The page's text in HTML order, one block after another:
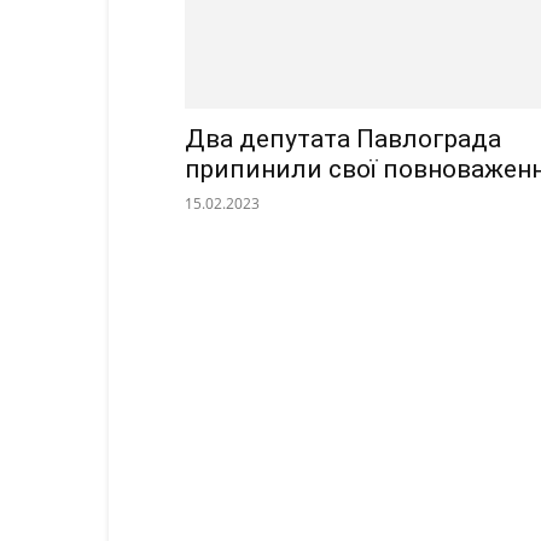
Два депутата Павлограда
припинили свої
15.02.2023